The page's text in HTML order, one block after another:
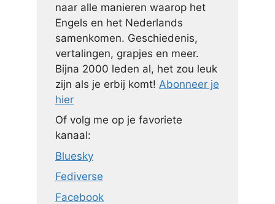
naar alle manieren waarop het
Engels en het Nederlands
samenkomen. Geschiedenis,
vertalingen, grapjes en meer.
Bijna 2000 leden al, het zou leuk
zijn als je erbij komt! Abonneer je
hier
Of volg me op je favoriete
kanaal:
Bluesky
Fediverse
Facebook